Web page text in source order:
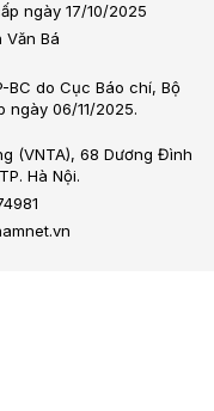
ngày 17/10/2025
Văn Bá
BC do Cục Báo chí, Bộ
ngày 06/11/2025.
(VNTA), 68 Dương Đình
Hà Nội.